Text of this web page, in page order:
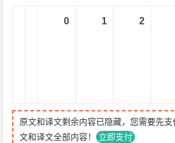
0 1 2
原文和译文剩余内容已隐藏，您需要先
文和译文全部内容！ 立即支付